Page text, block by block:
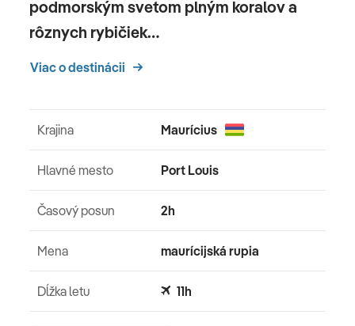
podmorským svetom plným koralov a
rôznych rybičiek…
Viac o destinácii
Krajina Maurícius
Hlavné mesto Port Louis
Časový posun 2h
Mena maurícijská rupia
Dĺžka letu 11h